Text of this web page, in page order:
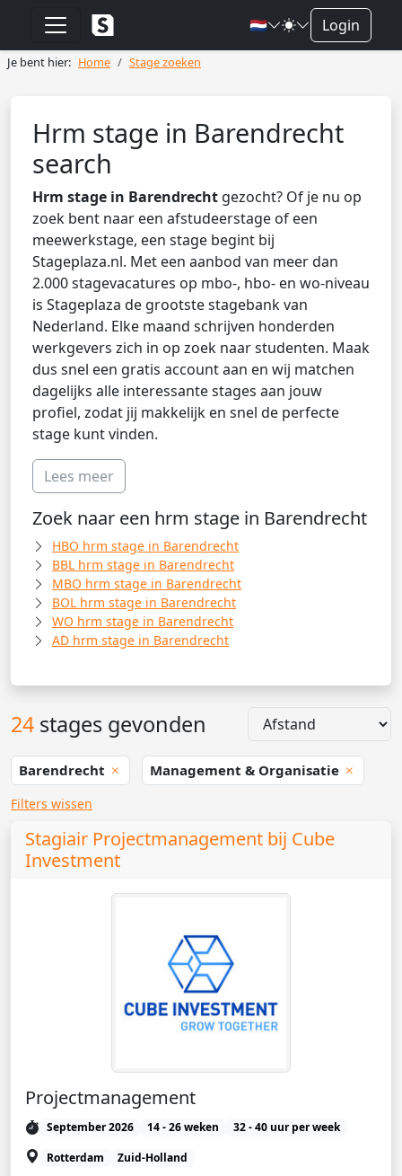
🇳🇱 Login
Je bent hier: Home Stage zoeken
Hrm stage in Barendrecht
search
Hrm stage in Barendrecht gezocht? Of je nu op
zoek bent naar een afstudeerstage of een
meewerkstage, een stage begint bij
Stageplaza.nl. Met een aanbod van meer dan
2.000 stagevacatures op mbo-, hbo- en wo-niveau
is Stageplaza de grootste stagebank van
Nederland. Elke maand schrijven honderden
werkgevers zich in op zoek naar studenten. Maak
dus snel een gratis account aan en wij matchen
dagelijks alle interessante stages aan jouw
profiel, zodat jij makkelijk en snel de perfecte
stage kunt vinden.
Lees meer
Zoek naar een hrm stage in Barendrecht
HBO hrm stage in Barendrecht
BBL hrm stage in Barendrecht
MBO hrm stage in Barendrecht
BOL hrm stage in Barendrecht
WO hrm stage in Barendrecht
AD hrm stage in Barendrecht
24 stages gevonden
Barendrecht Management & Organisatie
Filters wissen
Stagiair Projectmanagement bij Cube
Investment
Projectmanagement
September 2026 14 - 26 weken
32 - 40 uur per week
Rotterdam
Zuid-Holland